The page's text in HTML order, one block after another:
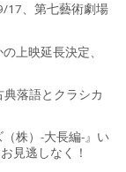
17、第七藝術劇場
上映延長決定、
落語とクラシカ
株）-大長編-』い
見逃しなく！